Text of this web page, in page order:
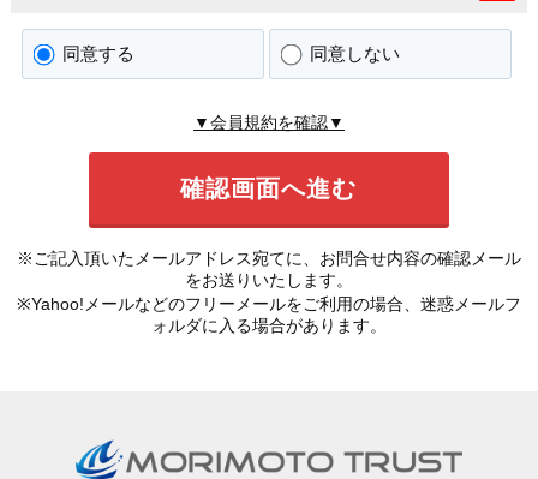
同意する 同意しない
▼会員規約を確認▼
※ご記入頂いたメールアドレス宛てに、お問合せ内容の確認メール
をお送りいたします。
※Yahoo!メールなどのフリーメールをご利用の場合、迷惑メールフ
ォルダに入る場合があります。